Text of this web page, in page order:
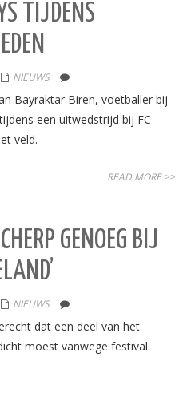
TIJDENS
NIEUWS
Bayraktar Biren, voetballer bij
een uitwedstrijd bij FC
veld.
READ MORE >>
GENOEG BIJ
NIEUWS
dat een deel van het
moest vanwege festival